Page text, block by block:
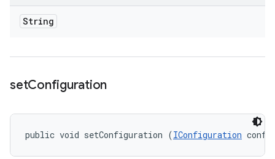
String
setConfiguration
public void setConfiguration (IConfiguration